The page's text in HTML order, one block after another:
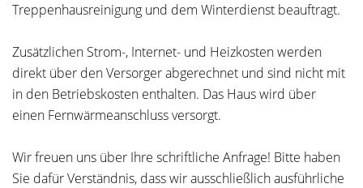
Treppenhausreinigung und dem Winterdienst beauftragt.
Zusätzlichen Strom-, Internet- und Heizkosten werden
direkt über den Versorger abgerechnet und sind nicht mit
in den Betriebskosten enthalten. Das Haus wird über
einen Fernwärmeanschluss versorgt.
Wir freuen uns über Ihre schriftliche Anfrage! Bitte haben
Sie dafür Verständnis, dass wir ausschließlich ausführliche